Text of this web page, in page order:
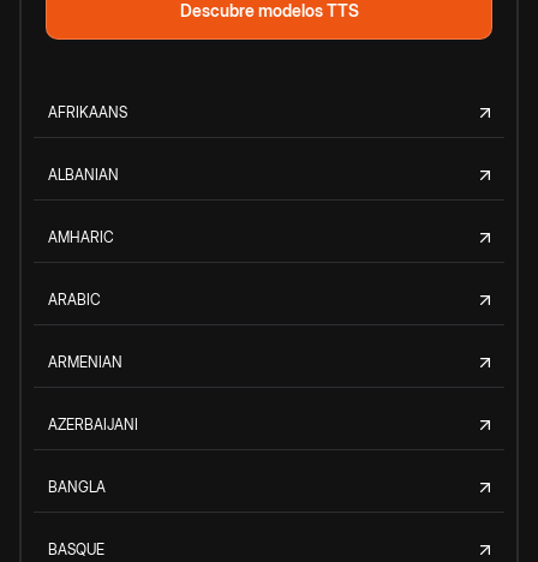
Descubre modelos TTS
AFRIKAANS
ALBANIAN
AMHARIC
ARABIC
ARMENIAN
AZERBAIJANI
BANGLA
BASQUE